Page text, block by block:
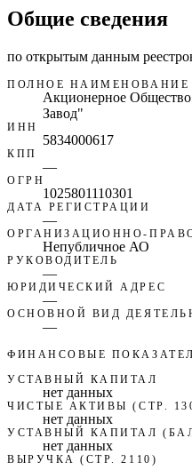
Общие сведения
по открытым данным
ПОЛНОЕ НАИМЕНОВАНИЕ
Акционерное
Завод"
ИНН
5834000617
КПП
—
ОГРН
1025801110301
ДАТА РЕГИСТРАЦИИ
—
ОРГАНИЗАЦИОННО-
Непубличное АО
РУКОВОДИТЕЛЬ
—
ЮРИДИЧЕСКИЙ АДРЕС
—
ОСНОВНОЙ ВИД
—
ФИНАНСОВЫЕ
УСТАВНЫЙ КАПИТАЛ
нет данных
ЧИСТЫЕ АКТИВЫ (СТР.
нет данных
УСТАВНЫЙ КАПИТАЛ
нет данных
ВЫРУЧКА (СТР. 2110)